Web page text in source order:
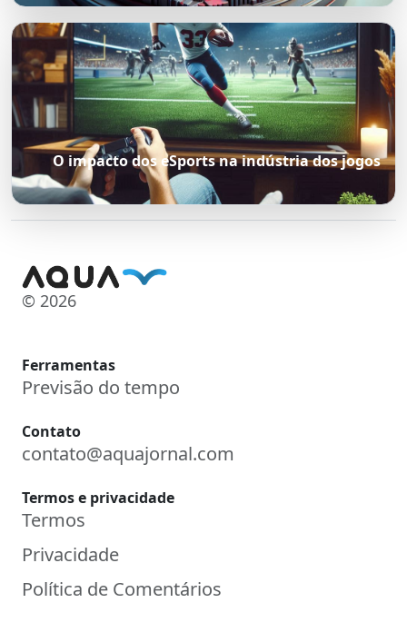
O impacto dos eSports na indústria dos jogos
© 2026
Ferramentas
Previsão do tempo
Contato
contato@aquajornal.com
Termos e privacidade
Termos
Privacidade
Política de Comentários